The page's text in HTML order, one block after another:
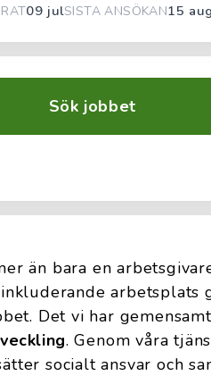
09 julSISTA ANSÖKAN15 aug
Sök jobbet
än bara en
arbetsplats
Det vi har
. Genom våra
socialt ansvar och